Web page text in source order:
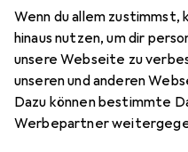
Wenn du allem zustimmst,
hinaus nutzen, um dir
unsere Webseite zu
unseren und anderen
Dazu können bestimmte
Werbepartner
Zubehör für
K&F Filter
Mist 1/4 K&F